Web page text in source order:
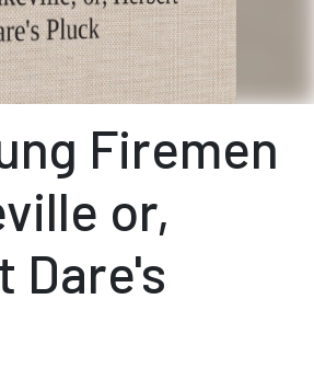
Firemen
or,
Dare's